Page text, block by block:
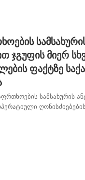
ჯგუფის მიერ
ფაქტზე
სამსახურის